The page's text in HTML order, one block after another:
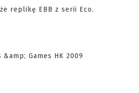
replikę EBB z serii Eco.